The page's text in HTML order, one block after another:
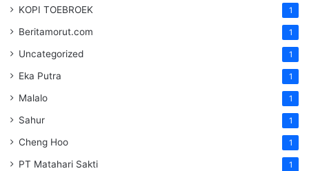
KOPI TOEBROEK 1
Beritamorut.com 1
Uncategorized 1
Eka Putra 1
Malalo 1
Sahur 1
Cheng Hoo 1
PT Matahari Sakti 1